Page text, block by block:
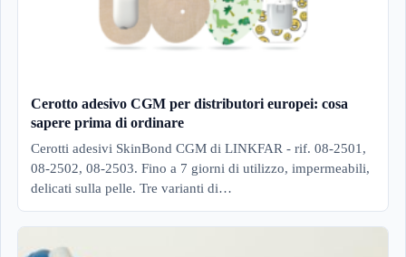
Cerotto adesivo CGM per distributori europei: cosa
sapere prima di ordinare
Cerotti adesivi SkinBond CGM di LINKFAR - rif. 08-2501,
08-2502, 08-2503. Fino a 7 giorni di utilizzo, impermeabili,
delicati sulla pelle. Tre varianti di…